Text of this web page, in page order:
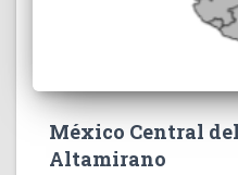
México Central
Altamirano